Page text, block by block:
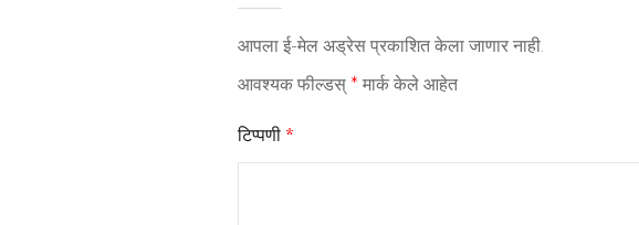
आपला ई-मेल अड्रेस प्रकाशित केला जाणार नाही.
आवश्यक फील्डस् * मार्क केले आहेत
टिप्पणी *